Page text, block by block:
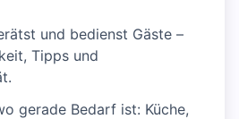
und bedienst Gäste –
Tipps und
gerade Bedarf ist: Küche,